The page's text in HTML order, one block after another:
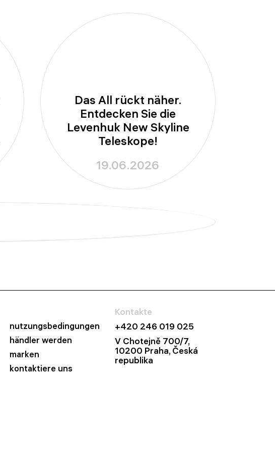
Das All rückt näher.
Entdecken Sie die
Levenhuk New Skyline
Teleskope!
19.06.2026
nutzungsbedingungen
händler werden
marken
kontaktiere uns
Kontakte
+420 246 019 025
V Chotejně 700/7,
10200 Praha, Česká
republika